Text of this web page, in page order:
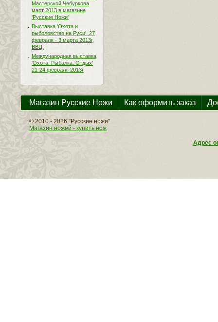
Мастерской Чебуркова
март 2013 в магазине
'Русские Ножи'
Выставка 'Охота и
рыболовство на Руси'. 27
февраля - 3 марта 2013г,
ВВЦ.
Международная выставка
'Охота. Рыбалка. Отдых'
21-24 февраля 2013г
Магазин Русские Ножи Как оформить заказ
© 2010 - 2026 "Русские ножи"
Магазин ножей - купить нож
Адрес